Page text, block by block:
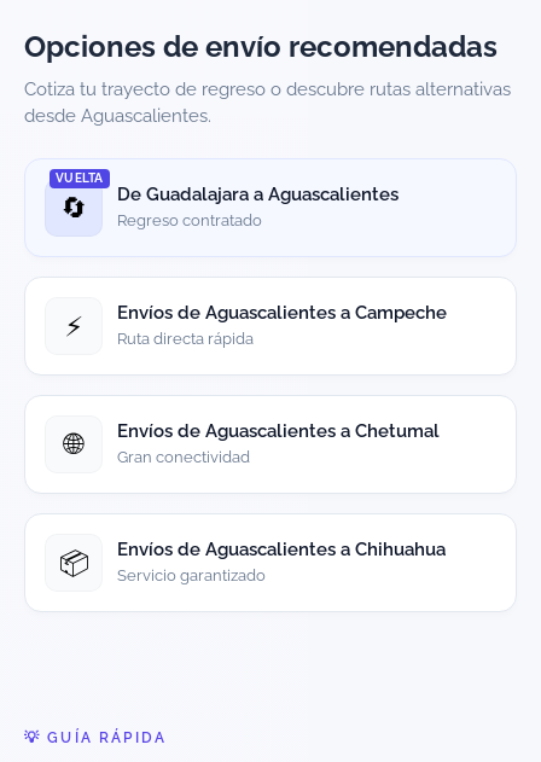
Opciones de envío recomendadas
Cotiza tu trayecto de regreso o descubre rutas alternativas
desde Aguascalientes.
🔄
VUELTA
De Guadalajara a Aguascalientes
Regreso contratado
⚡ Envíos de Aguascalientes a Campeche
Ruta directa rápida
🌐 Envíos de Aguascalientes a Chetumal
Gran conectividad
📦 Envíos de Aguascalientes a Chihuahua
Servicio garantizado
💡 GUÍA RÁPIDA